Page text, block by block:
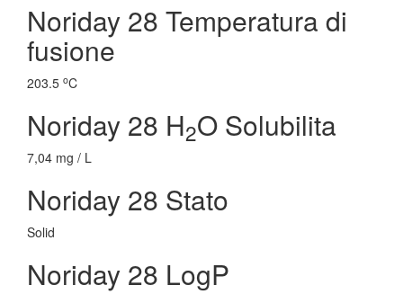
Noriday 28 Temperatura di
fusione
203.5 oC
Noriday 28 H2O Solubilita
7,04 mg / L
Noriday 28 Stato
Solid
Noriday 28 LogP